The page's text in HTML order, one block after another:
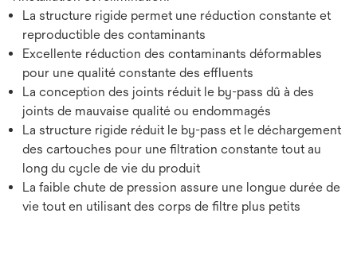
La structure rigide permet une réduction constante et
reproductible des contaminants
Excellente réduction des contaminants déformables
pour une qualité constante des effluents
La conception des joints réduit le by-pass dû à des
joints de mauvaise qualité ou endommagés
La structure rigide réduit le by-pass et le déchargement
des cartouches pour une filtration constante tout au
long du cycle de vie du produit
La faible chute de pression assure une longue durée de
vie tout en utilisant des corps de filtre plus petits